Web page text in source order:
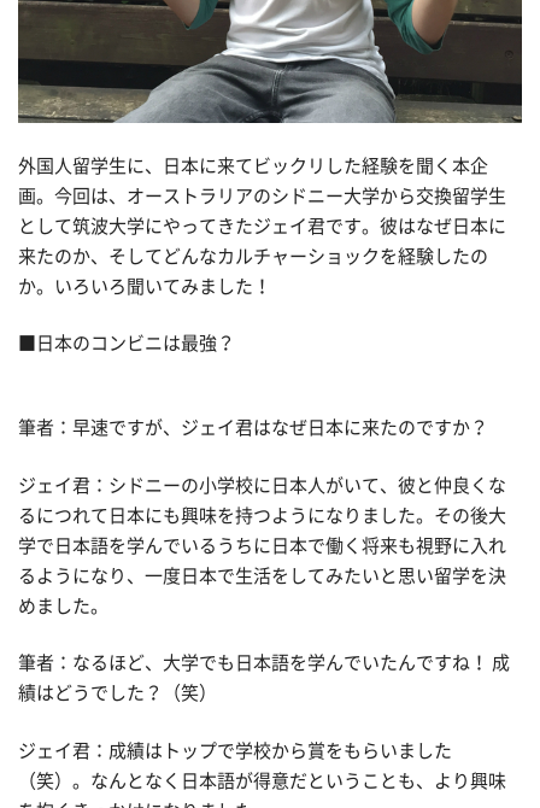
外国人留学生に、日本に来てビックリした経験を聞く本企
画。今回は、オーストラリアのシドニー大学から交換留学生
として筑波大学にやってきたジェイ君です。彼はなぜ日本に
来たのか、そしてどんなカルチャーショックを経験したの
か。いろいろ聞いてみました！
■日本のコンビニは最強？
筆者：早速ですが、ジェイ君はなぜ日本に来たのですか？
ジェイ君：シドニーの小学校に日本人がいて、彼と仲良くな
るにつれて日本にも興味を持つようになりました。その後大
学で日本語を学んでいるうちに日本で働く将来も視野に入れ
るようになり、一度日本で生活をしてみたいと思い留学を決
めました。
筆者：なるほど、大学でも日本語を学んでいたんですね！ 成
績はどうでした？（笑）
ジェイ君：成績はトップで学校から賞をもらいました
（笑）。なんとなく日本語が得意だということも、より興味